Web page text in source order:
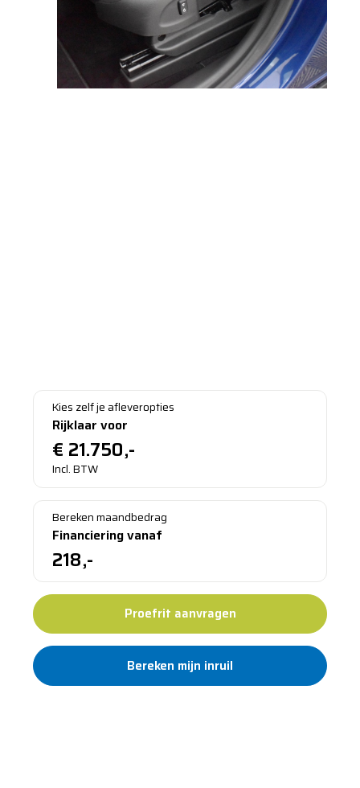
Kies zelf je afleveropties
Rijklaar voor
€ 21.750,-
Incl. BTW
Bereken maandbedrag
Financiering vanaf
218,-
Proefrit aanvragen
Bereken mijn inruil